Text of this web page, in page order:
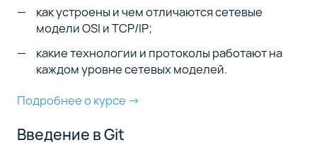
как устроены и чем отличаются сетевые
модели OSI и TCP/IP;
какие технологии и протоколы работают на
каждом уровне сетевых моделей.
Подробнее о курсе →
Введение в Git